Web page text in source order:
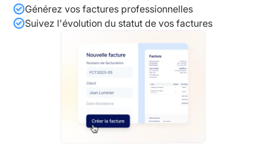
Générez vos factures professionnelles
Suivez l'évolution du statut de vos factures